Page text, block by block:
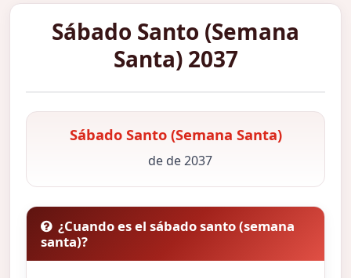
Sábado Santo (Semana
Santa) 2037
Sábado Santo (Semana Santa)
de de 2037
¿Cuando es el sábado santo (semana
santa)?